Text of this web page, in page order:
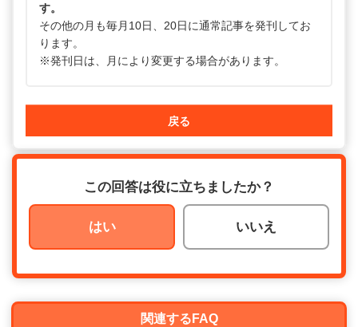
す。
その他の月も毎月10日、20日に通常記事を発刊してお
ります。
※発刊日は、月により変更する場合があります。
戻る
この回答は役に立ちましたか？
はい いいえ
関連するFAQ